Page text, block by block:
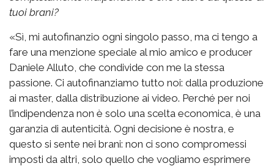
tuoi brani?
«Sì, mi autofinanzio ogni singolo passo, ma ci tengo a
fare una menzione speciale al mio amico e producer
Daniele Alluto, che condivide con me la stessa
passione. Ci autofinanziamo tutto noi: dalla produzione
ai master, dalla distribuzione ai video. Perché per noi
l’indipendenza non è solo una scelta economica, è una
garanzia di autenticità. Ogni decisione è nostra, e
questo si sente nei brani: non ci sono compromessi
imposti da altri, solo quello che vogliamo esprimere